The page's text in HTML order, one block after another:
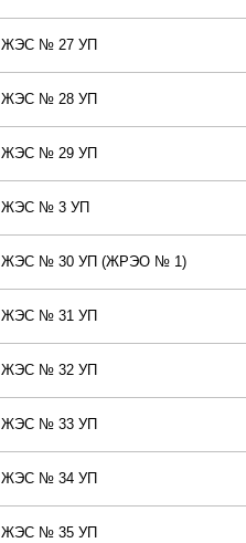
ЖЭС № 27 УП
ЖЭС № 28 УП
ЖЭС № 29 УП
ЖЭС № 3 УП
ЖЭС № 30 УП (ЖPЭО № 1)
ЖЭС № 31 УП
ЖЭС № 32 УП
ЖЭС № 33 УП
ЖЭС № 34 УП
ЖЭС № 35 УП